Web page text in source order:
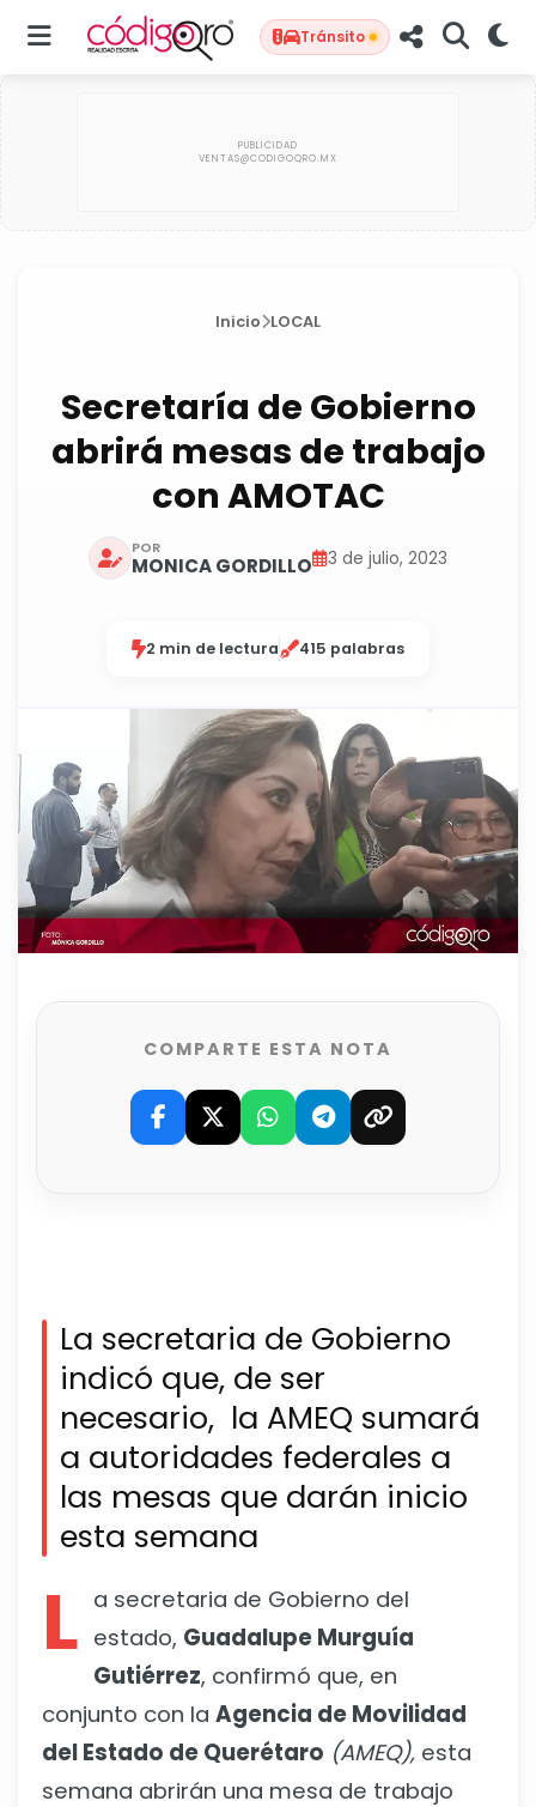
Tránsito
Inicio LOCAL
Secretaría de Gobierno
abrirá mesas de trabajo
con AMOTAC
POR
MONICA GORDILLO 3 de julio, 2023
2 min de lectura 415 palabras
COMPARTE ESTA NOTA
La secretaria de Gobierno
indicó que, de ser
necesario, la AMEQ sumará
a autoridades federales a
las mesas que darán inicio
esta semana
L a secretaria de Gobierno del
estado, Guadalupe Murguía
Gutiérrez, confirmó que, en
conjunto con la Agencia de Movilidad
del Estado de Querétaro (AMEQ), esta
semana abrirán una mesa de trabajo